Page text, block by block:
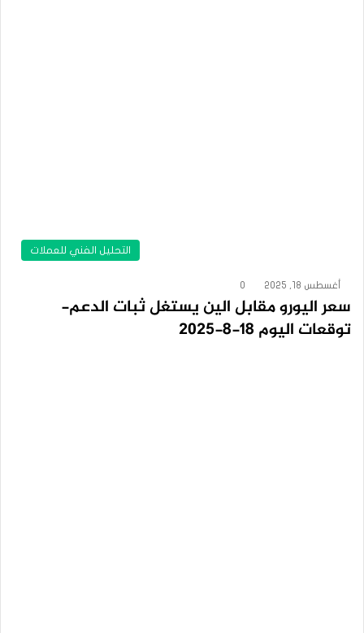
التحليل الفني للعملات
أغسطس 18, 2025 0
سعر اليورو مقابل الين يستغل ثبات الدعم-
توقعات اليوم 18-8-2025